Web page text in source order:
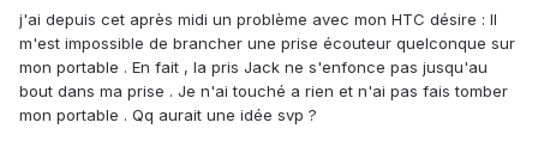
j'ai depuis cet après midi un problème avec mon HTC désire : Il
m'est impossible de brancher une prise écouteur quelconque sur
mon portable . En fait , la pris Jack ne s'enfonce pas jusqu'au
bout dans ma prise . Je n'ai touché a rien et n'ai pas fais tomber
mon portable . Qq aurait une idée svp ?